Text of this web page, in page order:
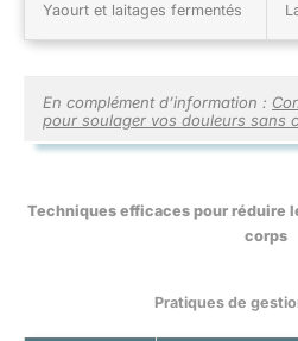
Yaourt et laitages fermentés
En complément d’information :
pour soulager vos douleurs sans
Pratiques de
Techniques efficaces pour réduire
corps